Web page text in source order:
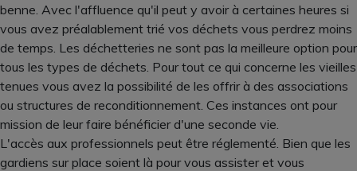
benne. Avec l'affluence qu'il peut y avoir à certaines heures si
vous avez préalablement trié vos déchets vous perdrez moins
de temps. Les déchetteries ne sont pas la meilleure option pour
tous les types de déchets. Pour tout ce qui concerne les vieilles
tenues vous avez la possibilité de les offrir à des associations
ou structures de reconditionnement. Ces instances ont pour
mission de leur faire bénéficier d'une seconde vie.
L'accès aux professionnels peut être réglementé. Bien que les
gardiens sur place soient là pour vous assister et vous